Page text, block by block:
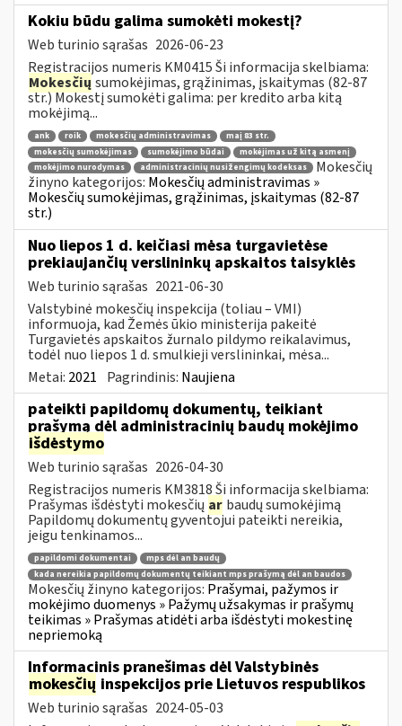
Kokiu būdu galima sumokėti mokestį?
Web turinio sąrašas 2026-06-23
Registracijos numeris KM0415 Ši informacija skelbiama:
Mokesčių sumokėjimas, grąžinimas, įskaitymas (82-87
str.) Mokestį sumokėti galima: per kredito arba kitą
mokėjimą...
ank roik mokesčių administravimas
maį 83 str.
mokesčių sumokėjimas
sumokėjimo būdai
mokėjimas už kitą asmenį
mokėjimo nurodymas
administracinių nusižengimų kodeksas
Mokesčių
žinyno kategorijos: Mokesčių administravimas »
Mokesčių sumokėjimas, grąžinimas, įskaitymas (82-87
str.)
Nuo liepos 1 d. keičiasi mėsa turgavietėse
prekiaujančių verslininkų apskaitos taisyklės
Web turinio sąrašas 2021-06-30
Valstybinė mokesčių inspekcija (toliau – VMI)
informuoja, kad Žemės ūkio ministerija pakeitė
Turgavietės apskaitos žurnalo pildymo reikalavimus,
todėl nuo liepos 1 d. smulkieji verslininkai, mėsa...
Metai: 2021 Pagrindinis: Naujiena
pateikti papildomų dokumentų, teikiant
prašymą dėl administracinių baudų mokėjimo
išdėstymo
Web turinio sąrašas 2026-04-30
Registracijos numeris KM3818 Ši informacija skelbiama:
Prašymas išdėstyti mokesčių ar baudų sumokėjimą
Papildomų dokumentų gyventojui pateikti nereikia,
jeigu tenkinamos...
papildomi dokumentai
mps dėl an baudų
kada nereikia papildomų dokumentų teikiant mps prašymą dėl an baudos
Mokesčių žinyno kategorijos: Prašymai, pažymos ir
mokėjimo duomenys » Pažymų užsakymas ir prašymų
teikimas » Prašymas atidėti arba išdėstyti mokestinę
nepriemoką
Informacinis pranešimas dėl Valstybinės
mokesčių inspekcijos prie Lietuvos respublikos
Web turinio sąrašas 2024-05-03